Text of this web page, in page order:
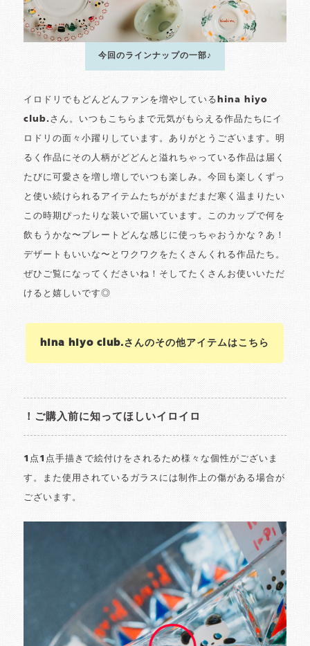
今回のラインナップの一部♪
イロドリでもどんどんファンを増やしているhina hiyo
club.さん。いつもこちらまで元気がもらえる作品たちにイ
ロドリの面々小躍りしています。ありがとうございます。明
るく作品にその人柄がどどんと溢れちゃっている作品は届く
たびに可愛さを増し増しでいつも楽しみ。今回も楽しくずっ
と使い続けられるアイテムたちががまだまだ寒く温まりたい
この時期ぴったりな装いで届いています。このカップで何を
飲もうかな〜プレートどんな感じに使っちゃおうかな？あ！
デザートもいいな〜とワクワクをたくさんくれる作品たち。
ぜひご覧になってくださいね！そしてたくさんお使いいただ
けると嬉しいです◎
hina hiyo club.さんのその他アイテムはこちら
！ご購入前に知ってほしいイロイロ
1点1点手描きで絵付けをされるため様々な個性がございま
す。また使用されているガラスには制作上の傷がある場合が
ございます。